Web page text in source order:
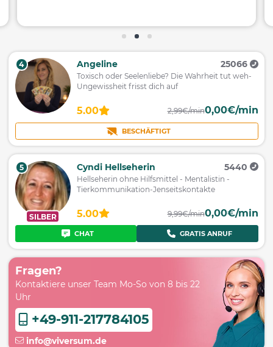
Fragen?
Kontaktiere unser Team Mo-So von 8 bis 22
Uhr
+49-911-217784105
info@viversum.de
4 Angeline 25066
Toxisch oder Seelenliebe? Die Wahrheit tut weh-
Ungewissheit frisst dich auf
5.00 2,99€/min0,00€/min
BESCHÄFTIGT
SILBER
5 Cyndi Hellseherin 5440
Hellseherin ohne Hilfsmittel - Mentalistin -
Tierkommunikation-Jenseitskontakte
5.00 9,99€/min0,00€/min
CHAT GRATIS ANRUF